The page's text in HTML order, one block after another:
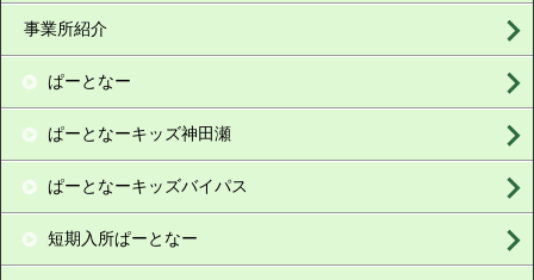
事業所紹介
ぱーとなー
ぱーとなーキッズ神田瀬
ぱーとなーキッズバイパス
短期入所ぱーとなー